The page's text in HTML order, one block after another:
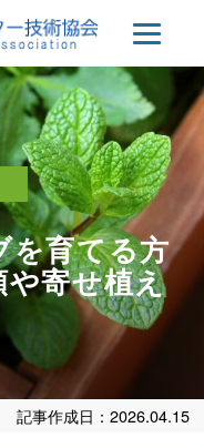
を育てる方
寄せ植え
記事作成日：2026.04.15